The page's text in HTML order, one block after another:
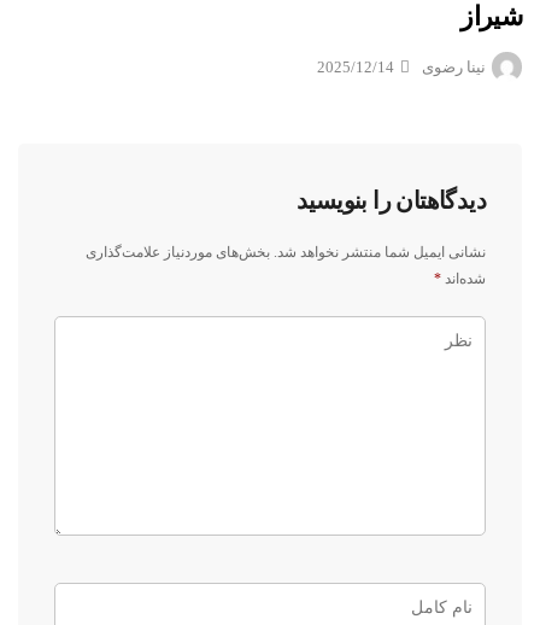
شیراز
نینا رضوی 2025/12/14
دیدگاهتان را بنویسید
نشانی ایمیل شما منتشر نخواهد شد. بخش‌های موردنیاز علامت‌گذاری
شده‌اند *